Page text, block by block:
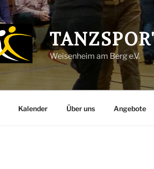
Weisenheim am Berg e.V.
Kalender Über uns Angebote